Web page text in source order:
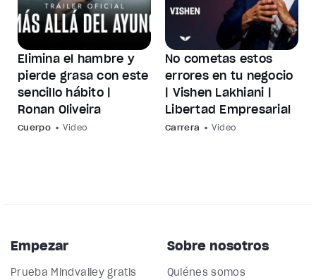
Elimina el hambre y
pierde grasa con este
sencillo hábito |
Ronan Oliveira
Cuerpo Video
No cometas estos
errores en tu negocio
| Vishen Lakhiani |
Libertad Empresarial
Carrera Video
Empezar
Prueba Mindvalley gratis
Sobre nosotros
Quiénes somos